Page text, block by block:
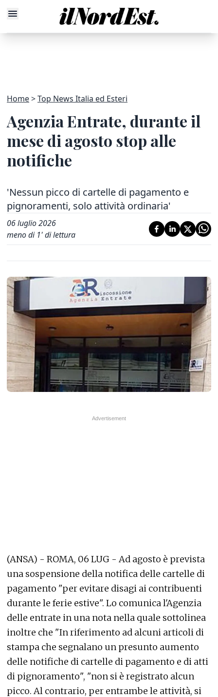
Home Top News Italia ed Esteri
Agenzia Entrate, durante il
mese di agosto stop alle
notifiche
'Nessun picco di cartelle di pagamento e
pignoramenti, solo attività ordinaria'
06 luglio 2026
meno di 1' di lettura
(ANSA) - ROMA, 06 LUG - Ad agosto è prevista
una sospensione della notifica delle cartelle di
pagamento "per evitare disagi ai contribuenti
durante le ferie estive". Lo comunica l'Agenzia
delle entrate in una nota nella quale sottolinea
inoltre che "In riferimento ad alcuni articoli di
stampa che segnalano un presunto aumento
delle notifiche di cartelle di pagamento e di atti
di pignoramento", "non si è registrato alcun
picco. Al contrario, per entrambe le attività, si